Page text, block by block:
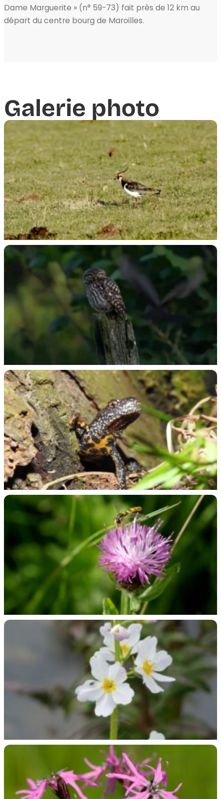
Dame Marguerite » (n° 59-73) fait près de 12 km au
départ du centre bourg de Maroilles.
Galerie photo